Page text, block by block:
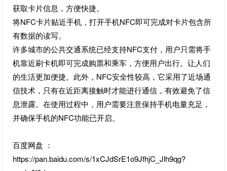
获取卡片信息，方便快捷。
将NFC卡片贴近手机，打开手机NFC即可完成对卡片包含所
有数据的读写。
许多城市的公共交通系统已经支持NFC支付，用户只需将手
机靠近刷卡机即可完成购票和乘车，方便用户出行。让人们
的生活更加便捷。此外，NFC安全性较高，它采用了近场通
信技术，只有在近距离接触时才能进行通信，有效避免了信
息泄露。在使用过程中，用户需要注意保持手机电量充足，
并确保手机的NFC功能已开启。
百度网盘 ：
https://pan.baidu.com/s/1xCJdSrE1o9JfhjC_Jlh9qg?